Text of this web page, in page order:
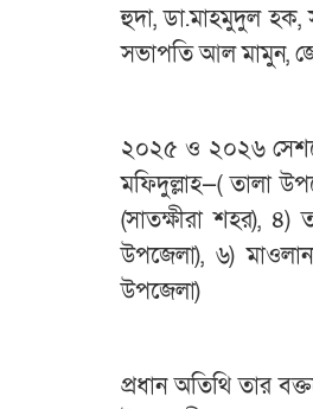
হুদা, ডা.মাহমুদুল হক,
সভাপতি আল মামুন,
২০২৫ ও ২০২৬
মফিদুল্লাহ—( তালা
(সাতক্ষীরা শহর), ৪)
উপজেলা), ৬)
উপজেলা)
প্রধান অতিথি তার